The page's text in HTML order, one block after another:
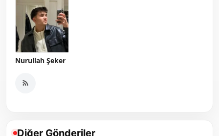
Nurullah Şeker
Diğer Gönderiler